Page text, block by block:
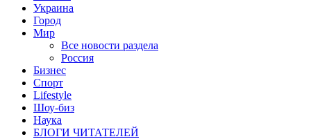
Украина
Город
Мир
Все новости раздела
Россия
Бизнес
Спорт
Lifestyle
Шоу-биз
Наука
БЛОГИ ЧИТАТЕЛЕЙ